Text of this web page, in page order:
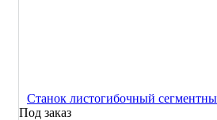
Станок листогибочный
Под заказ